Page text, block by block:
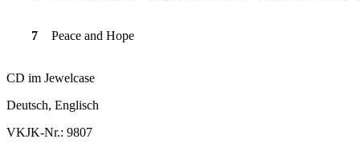
7 Peace and Hope
CD im Jewelcase
Deutsch, Englisch
VKJK-Nr.: 9807